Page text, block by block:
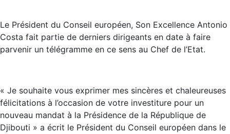
Le Président du Conseil européen, Son Excellence Antonio
Costa fait partie de derniers dirigeants en date à faire
parvenir un télégramme en ce sens au Chef de l’Etat.
« Je souhaite vous exprimer mes sincères et chaleureuses
félicitations à l’occasion de votre investiture pour un
nouveau mandat à la Présidence de la République de
Djibouti » a écrit le Président du Conseil européen dans le